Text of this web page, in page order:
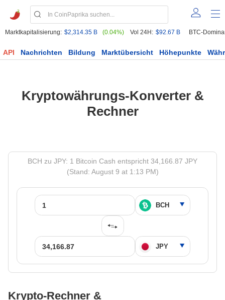
Marktkapitalisierung: $2,314.35 B (0.04%) Vol 24H: $92.67 B BTC-
API Nachrichten Bildung Marktübersicht Höhepunkte
Kryptowährungs-Konverter &
Rechner
BCH zu JPY: 1 Bitcoin Cash entspricht 34,166.87 JPY
(Stand: August 9 at 1:13 PM)
Krypto-Rechner &